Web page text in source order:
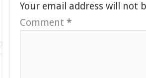
Your email address will not
Comment*